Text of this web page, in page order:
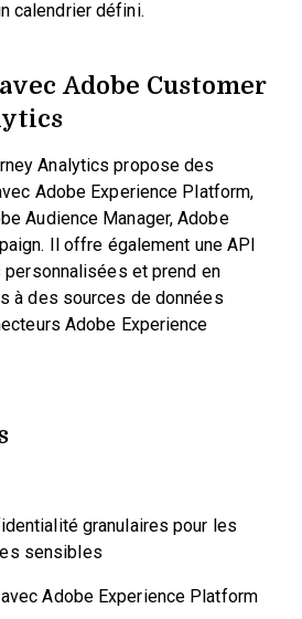
calendrier défini.
Adobe Customer
Analytics propose des
Adobe Experience Platform,
Audience Manager, Adobe
Il offre également une API
et prend en
à des sources de données
Adobe Experience
granulaires pour les
sensibles
Adobe Experience Platform